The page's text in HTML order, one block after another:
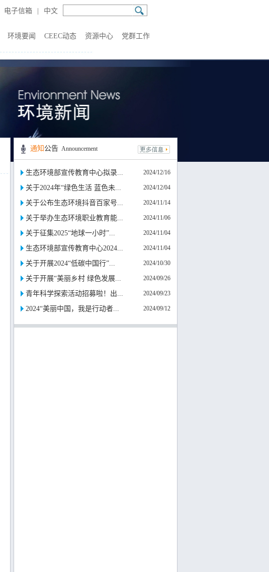
电子信箱 中文
环境要闻 CEEC动态 资源中心 党群工作
通知 公告 Announcement
2024/12/16
生态环境部宣传教育中心拟录...
2024/12/04
关于2024年“绿色生活 蓝色未...
2024/11/14
关于公布生态环境抖音百家号...
2024/11/06
关于举办生态环境职业教育能...
2024/11/04
关于征集2025“地球一小时”...
2024/11/04
生态环境部宣传教育中心2024...
2024/10/30
关于开展2024“低碳中国行”...
2024/09/26
关于开展“美丽乡村 绿色发展...
2024/09/23
青年科学探索活动招募啦！出...
2024/09/12
2024“美丽中国，我是行动者...